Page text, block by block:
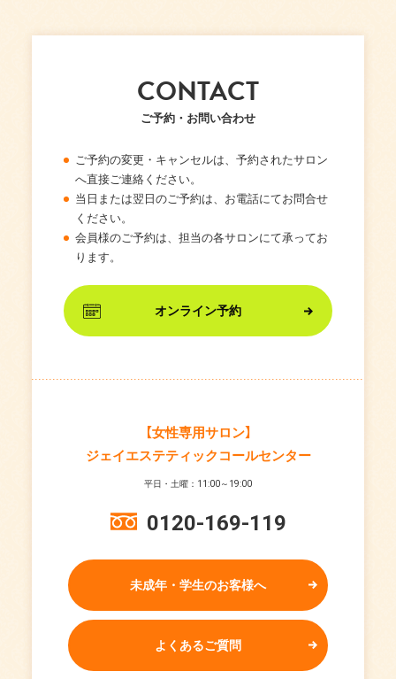
CONTACT
ご予約・お問い合わせ
ご予約の変更・キャンセルは、予約されたサロン
へ直接ご連絡ください。
当日または翌日のご予約は、お電話にてお問合せ
ください。
会員様のご予約は、担当の各サロンにて承ってお
ります。
オンライン予約
【女性専用サロン】
ジェイエステティックコールセンター
平日・土曜：11:00～19:00
0120-169-119
未成年・学生のお客様へ
よくあるご質問